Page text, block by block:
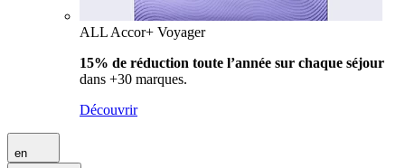
ALL Accor+ Voyager
15% de réduction toute l’année sur chaque séjour
dans +30 marques.
Découvrir
en